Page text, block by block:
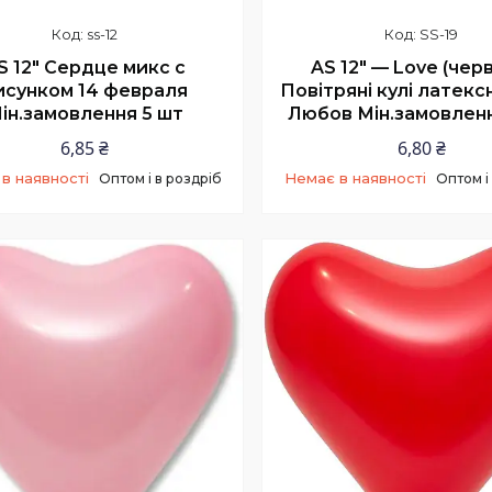
ss-12
12" Cердце микс с
14 февраля
5 шт
6,85 ₴
наявності Оптом і в роздріб
Менеджер
SS-19
AS 12" — Love
Повітряні кулі
Любов
6,80 ₴
Немає в наявності Оптом і
+380 (97) 506-56-25
Менеджер